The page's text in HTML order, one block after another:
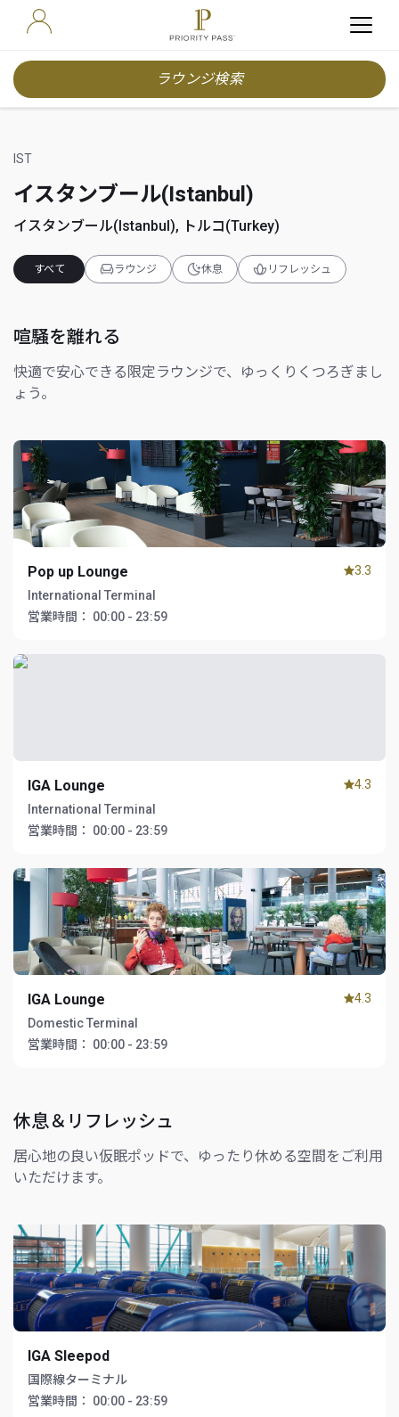
ラウンジ検索
IST
イスタンブール(Istanbul)
イスタンブール(Istanbul), トルコ(Turkey)
すべて ラウンジ 休息 リフレッシュ
喧騒を離れる
快適で安心できる限定ラウンジで、ゆっくりくつろぎまし
ょう。
Pop up Lounge
International Terminal
営業時間：
00:00 - 23:59
3.3
IGA Lounge
International Terminal
営業時間：
00:00 - 23:59
4.3
IGA Lounge
Domestic Terminal
営業時間：
00:00 - 23:59
4.3
休息＆リフレッシュ
居心地の良い仮眠ポッドで、ゆったり休める空間をご利用
いただけます。
IGA Sleepod
国際線ターミナル
営業時間：
00:00 - 23:59